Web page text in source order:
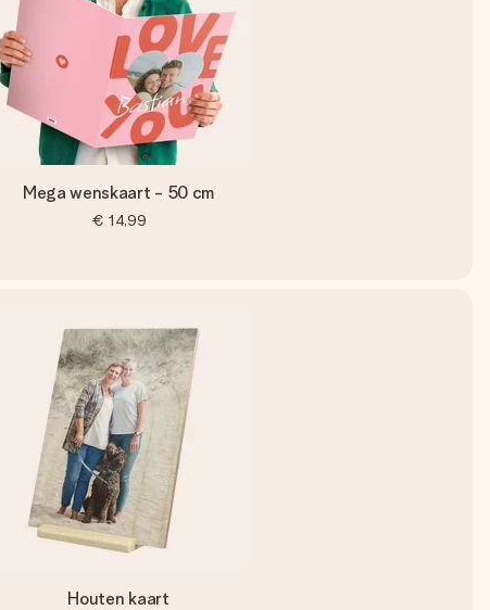
Mega wenskaart - 50 cm
€ 14,99
Houten kaart